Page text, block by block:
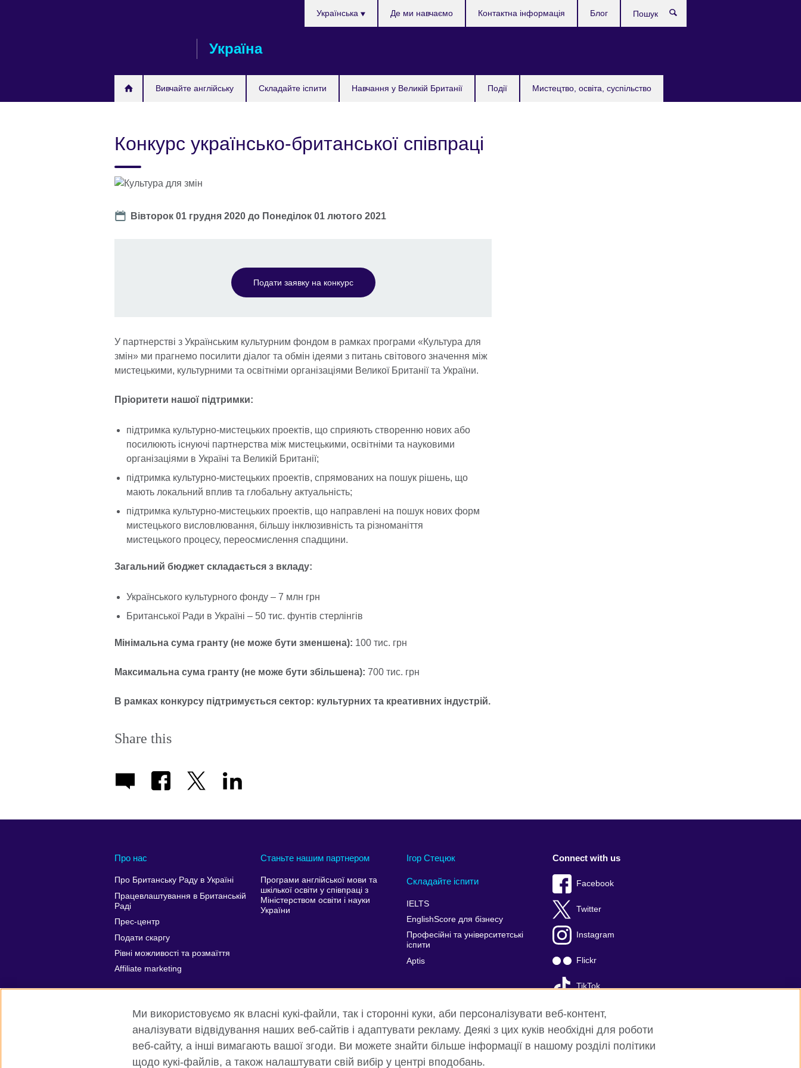
Україна
Вивчайте англійську Складайте іспити Навчання у Великій Британії Події Мистецтво, освіта, суспільство
Українська Де ми навчаємо Контактна інформація Блог
Конкурс українсько-британської співпраці
Date
Вівторок 01 грудня 2020 до Понеділок 01 лютого 2021
Подати заявку на конкурс
У партнерстві з Українським культурним фондом в рамках програми «Культура для
змін» ми прагнемо посилити діалог та обмін ідеями з питань світового значення між
мистецькими, культурними та освітніми організаціями Великої Британії та України.
Пріоритети нашої підтримки:
підтримка культурно-мистецьких проектів, що сприяють створенню нових або
посилюють існуючі партнерства між мистецькими, освітніми та науковими
організаціями в Україні та Великій Британії;
підтримка культурно-мистецьких проектів, спрямованих на пошук рішень, що
мають локальний вплив та глобальну актуальність;
підтримка культурно-мистецьких проектів, що направлені на пошук нових форм
мистецького висловлювання, більшу інклюзивність та різноманіття
мистецького процесу, переосмислення спадщини.
Загальний бюджет складається з вкладу:
Українського культурного фонду – 7 млн грн
Британської Ради в Україні – 50 тис. фунтів стерлінгів
Мінімальна сума гранту (не може бути зменшена): 100 тис. грн
Максимальна сума гранту (не може бути збільшена): 700 тис. грн
В рамках конкурсу підтримується сектор: культурних та креативних індустрій.
Share this
Про нас
Про Британську Раду в Україні
Працевлаштування в Британській
Раді
Прес-центр
Подати скаргу
Рівні можливості та розмаїття
Affiliate marketing
Станьте нашим партнером
Програми англійської мови та
шкілької освіти у співпраці з
Міністерством освіти і науки
України
Ігор Стецюк
Складайте іспити
IELTS
EnglishScore для бізнесу
Професійні та університетські
іспити
Aptis
Connect with us
Facebook
Twitter
Instagram
Flickr
TikTok
YouTube
Ми використовуємо як власні кукі-файли, так і сторонні куки, аби персоналізувати веб-контент,
аналізувати відвідування наших веб-сайтів і адаптувати рекламу. Деякі з цих куків необхідні для роботи
веб-сайту, а інші вимагають вашої згоди. Ви можете знайти більше інформації в нашому розділі політики
щодо кукі-файлів, а також налаштувати свій вибір у центрі вподобань.